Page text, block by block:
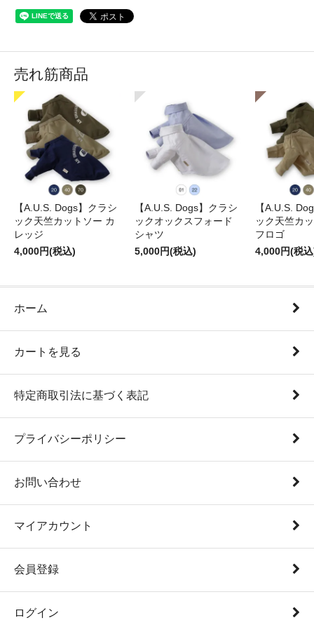
売れ筋商品
【A.U.S. Dogs】クラシ
ック天竺カットソー カ
レッジ
4,000円(税込)
【A.U.S. Dogs】クラシ
ックオックスフォード
シャツ
5,000円(税込)
【A.U.S.
ック天竺カ
フロゴ
4,000円(税
ホーム
カートを見る
特定商取引法に基づく表記
プライバシーポリシー
お問い合わせ
マイアカウント
会員登録
ログイン